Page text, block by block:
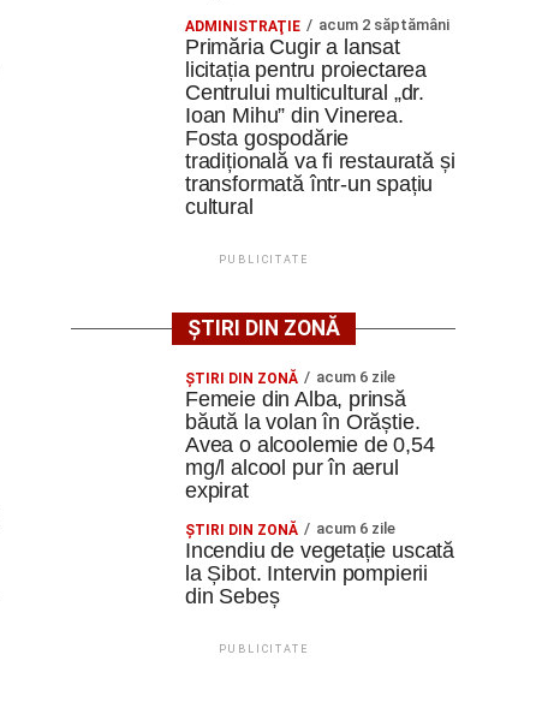
ADMINISTRAŢIE acum 2 săptămâni
Primăria Cugir a lansat
licitația pentru proiectarea
Centrului multicultural „dr.
Ioan Mihu” din Vinerea.
Fosta gospodărie
tradițională va fi restaurată și
transformată într-un spațiu
cultural
PUBLICITATE
ȘTIRI DIN ZONĂ
ŞTIRI DIN ZONĂ acum 6 zile
Femeie din Alba, prinsă
băută la volan în Orăștie.
Avea o alcoolemie de 0,54
mg/l alcool pur în aerul
expirat
ŞTIRI DIN ZONĂ acum 6 zile
Incendiu de vegetație uscată
la Șibot. Intervin pompierii
din Sebeș
PUBLICITATE